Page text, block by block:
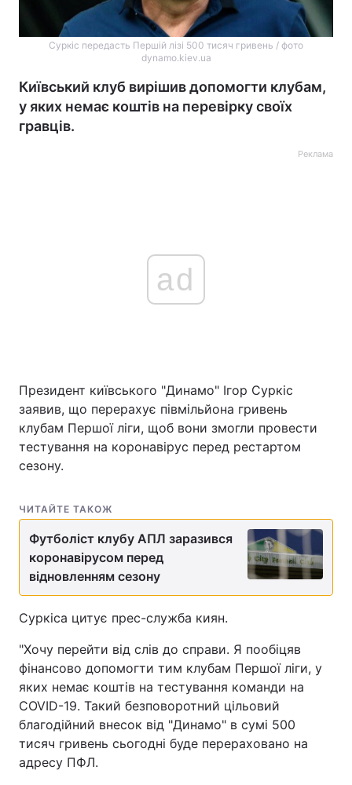
Суркіс передасть Першій лізі 500 тисяч гривень / фото
dynamo.kiev.ua
Київський клуб вирішив допомогти клубам,
у яких немає коштів на перевірку своїх
гравців.
Реклама
ad
Президент київського "Динамо" Ігор Суркіс
заявив, що перерахує півмільйона гривень
клубам Першої ліги, щоб вони змогли провести
тестування на коронавірус перед рестартом
сезону.
ЧИТАЙТЕ ТАКОЖ
Футболіст клубу АПЛ заразився
коронавірусом перед
відновленням сезону
Суркіса цитує прес-служба киян.
"Хочу перейти від слів до справи. Я пообіцяв
фінансово допомогти тим клубам Першої ліги, у
яких немає коштів на тестування команди на
COVID-19. Такий безповоротний цільовий
благодійний внесок від "Динамо" в сумі 500
тисяч гривень сьогодні буде перераховано на
адресу ПФЛ.